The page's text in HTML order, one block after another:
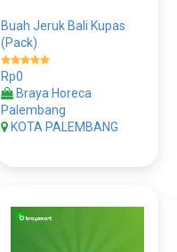
Buah Jeruk Bali Kupas
(Pack)
Rp0
Braya Horeca
Palembang
KOTA PALEMBANG